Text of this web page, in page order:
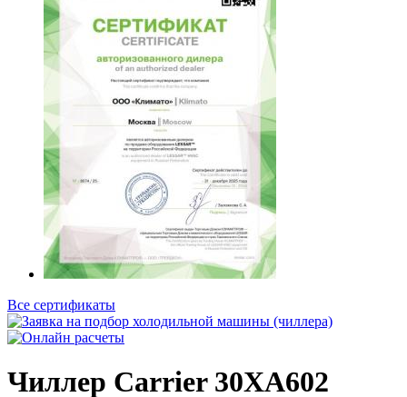
Все сертификаты
Чиллер Carrier 30XA602